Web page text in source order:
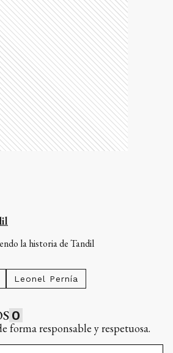
la historia de Tandil
Leonel Pernía
0
forma responsable y respetuosa.